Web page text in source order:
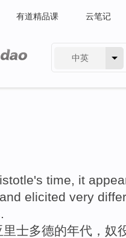
有道精品课 云笔记
中英
time, it
elicited very
里士多德的年代，奴